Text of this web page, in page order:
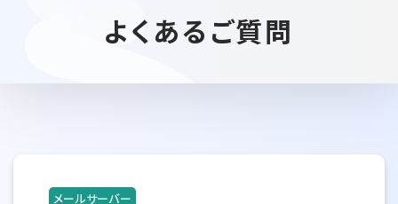
よくあるご質問
メールサーバー